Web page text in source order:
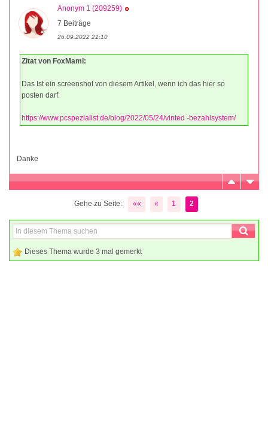
Anonym 1 (209259)
7 Beiträge
26.09.2022 21:10
Zitat von FoxMami:
Das Ist ein screenshot von diesem Artikel, wenn ich das hier so
posten darf.
https://www.pcspezialist.de/blog/2022/05/24/vinted -bezahlsystem/
Danke
Gehe zu Seite: «« « 1 2
Dieses Thema wurde 3 mal gemerkt